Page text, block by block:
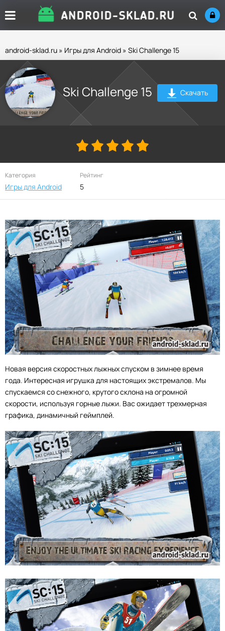
android-sklad.ru » Игры для Android » Ski Challenge 15
Ski Challenge 15 Скачать
Категория
Игры для Android
Рейтинг
5
Новая версия скоростных лыжных спуском в зимнее время
года. Интересная игрушка для настоящих экстремалов. Мы
спускаемся со снежного, крутого склона на огромной
скорости, используя горные лыжи. Вас ожидает трехмерная
графика, динамичный геймплей.